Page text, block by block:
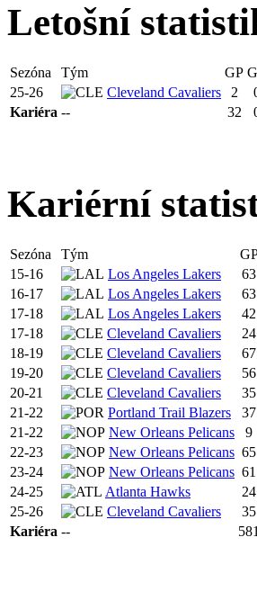
Letošní
Sezóna Tým GP
25-26
Cleveland Cavaliers 2
Kariéra -- 32
Kariérní
Sezóna Tým
15-16
Los Angeles Lakers 63
16-17
Los Angeles Lakers 63
17-18
Los Angeles Lakers 42
17-18
Cleveland Cavaliers 24
18-19
Cleveland Cavaliers 67
19-20
Cleveland Cavaliers 56
20-21
Cleveland Cavaliers 35
21-22
Portland Trail Blazers 37
21-22
New Orleans Pelicans 9
22-23
New Orleans Pelicans 65
23-24
New Orleans Pelicans 61
24-25
Atlanta Hawks 24
25-26
Cleveland Cavaliers 35
Kariéra -- 581